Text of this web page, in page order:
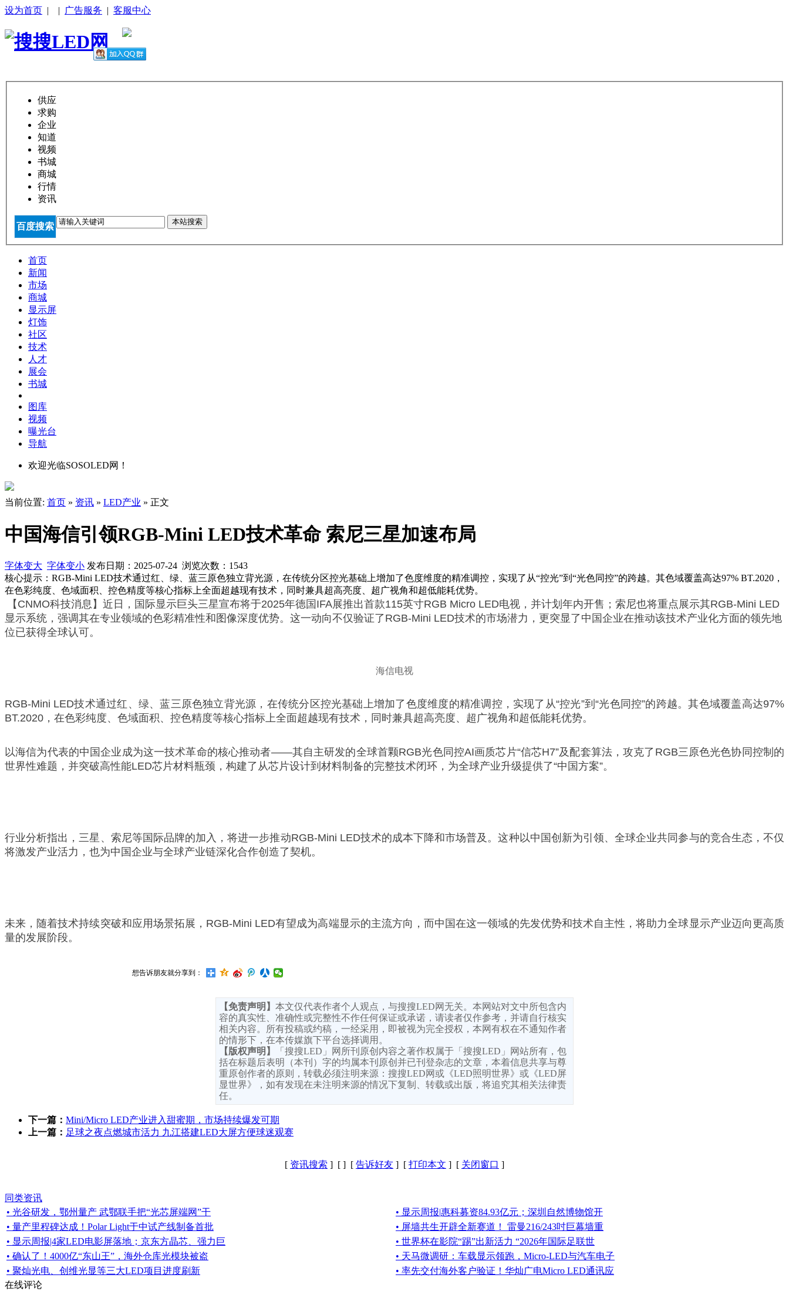
设为首页 | | 广告服务 | 客服中心
供应
求购
企业
知道
视频
书城
商城
行情
资讯
百度搜索 本站搜索
首页
新闻
市场
商城
显示屏
灯饰
社区
技术
人才
展会
书城
图库
视频
曝光台
导航
欢迎光临SOSOLED网！
当前位置: 首页 » 资讯 » LED产业 » 正文
中国海信引领RGB-Mini LED技术革命 索尼三星加速布局
字体变大 字体变小 发布日期：2025-07-24 浏览次数： 1543
核心提示：RGB-Mini LED技术通过红、绿、蓝三原色独立背光源，在传统分区控光基础上增加了色度维度的精准调控，实现了从“控光”到“光色同控”的跨越。其色域覆盖高达97% BT.2020，
在色彩纯度、色域面积、控色精度等核心指标上全面超越现有技术，同时兼具超高亮度、超广视角和超低能耗优势。
【CNMO科技消息】近日，国际显示巨头三星宣布将于2025年德国IFA展推出首款115英寸RGB Micro LED电视，并计划年内开售；索尼也将重点展示其RGB-Mini LED
显示系统，强调其在专业领域的色彩精准性和图像深度优势。这一动向不仅验证了RGB-Mini LED技术的市场潜力，更突显了中国企业在推动该技术产业化方面的领先地
位已获得全球认可。
海信电视
RGB-Mini LED技术通过红、绿、蓝三原色独立背光源，在传统分区控光基础上增加了色度维度的精准调控，实现了从“控光”到“光色同控”的跨越。其色域覆盖高达97%
BT.2020，在色彩纯度、色域面积、控色精度等核心指标上全面超越现有技术，同时兼具超高亮度、超广视角和超低能耗优势。
以海信为代表的中国企业成为这一技术革命的核心推动者——其自主研发的全球首颗RGB光色同控AI画质芯片“信芯H7”及配套算法，攻克了RGB三原色光色协同控制的
世界性难题，并突破高性能LED芯片材料瓶颈，构建了从芯片设计到材料制备的完整技术闭环，为全球产业升级提供了“中国方案”。
行业分析指出，三星、索尼等国际品牌的加入，将进一步推动RGB-Mini LED技术的成本下降和市场普及。这种以中国创新为引领、全球企业共同参与的竞合生态，不仅
将激发产业活力，也为中国企业与全球产业链深化合作创造了契机。
未来，随着技术持续突破和应用场景拓展，RGB-Mini LED有望成为高端显示的主流方向，而中国在这一领域的先发优势和技术自主性，将助力全球显示产业迈向更高质
量的发展阶段。
想告诉朋友就分享到：
【免责声明】 本文仅代表作者个人观点，与搜搜LED网无关。本网站对文中所包含内
容的真实性、准确性或完整性不作任何保证或承诺，请读者仅作参考，并请自行核实
相关内容。所有投稿或约稿，一经采用，即被视为完全授权，本网有权在不通知作者
的情形下，在本传媒旗下平台选择调用。
【版权声明】
「搜搜LED」网所刊原创内容之著作权属于「搜搜LED」网站所有，包
括在标题后表明（本刊）字的均属本刊原创并已刊登杂志的文章，本着信息共享与尊
重原创作者的原则，转载必须注明来源：搜搜LED网或《LED照明世界》或《LED屏
显世界》，如有发现在未注明来源的情况下复制、转载或出版，将追究其相关法律责
任。
下一篇： Mini/Micro LED产业进入甜蜜期，市场持续爆发可期
上一篇： 足球之夜点燃城市活力 九江搭建LED大屏方便球迷观赛
[ 资讯搜索 ] [ ] [ 告诉好友 ] [ 打印本文 ] [ 关闭窗口 ]
同类资讯
• 光谷研发，鄂州量产 武鄂联手把“光芯屏端网”干
• 显示周报|惠科募资84.93亿元；深圳自然博物馆开
• 量产里程碑达成！Polar Light于中试产线制备首批
• 屏墙共生开辟全新赛道！ 雷曼216/243吋巨幕墙重
• 显示周报|4家LED电影屏落地；京东方晶芯、强力巨
• 世界杯在影院“踢”出新活力 “2026年国际足联世
• 确认了！4000亿“东山王”，海外仓库光模块被盗
• 天马微调研：车载显示领跑，Micro-LED与汽车电子
• 聚灿光电、创维光显等三大LED项目进度刷新
• 率先交付海外客户验证！华灿广电Micro LED通讯应
在线评论